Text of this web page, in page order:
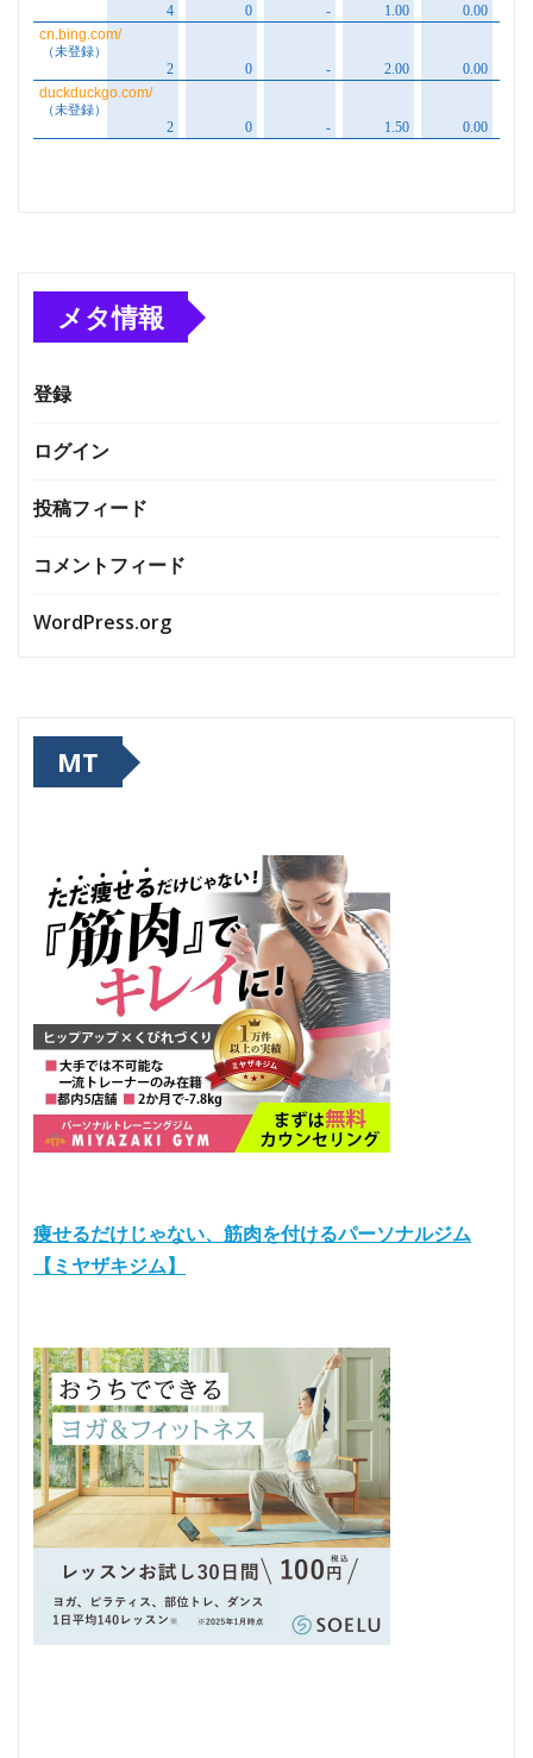
メタ情報
登録
ログイン
投稿フィード
コメントフィード
WordPress.org
MT
痩せるだけじゃない、筋肉を付けるパーソナルジム
【ミヤザキジム】